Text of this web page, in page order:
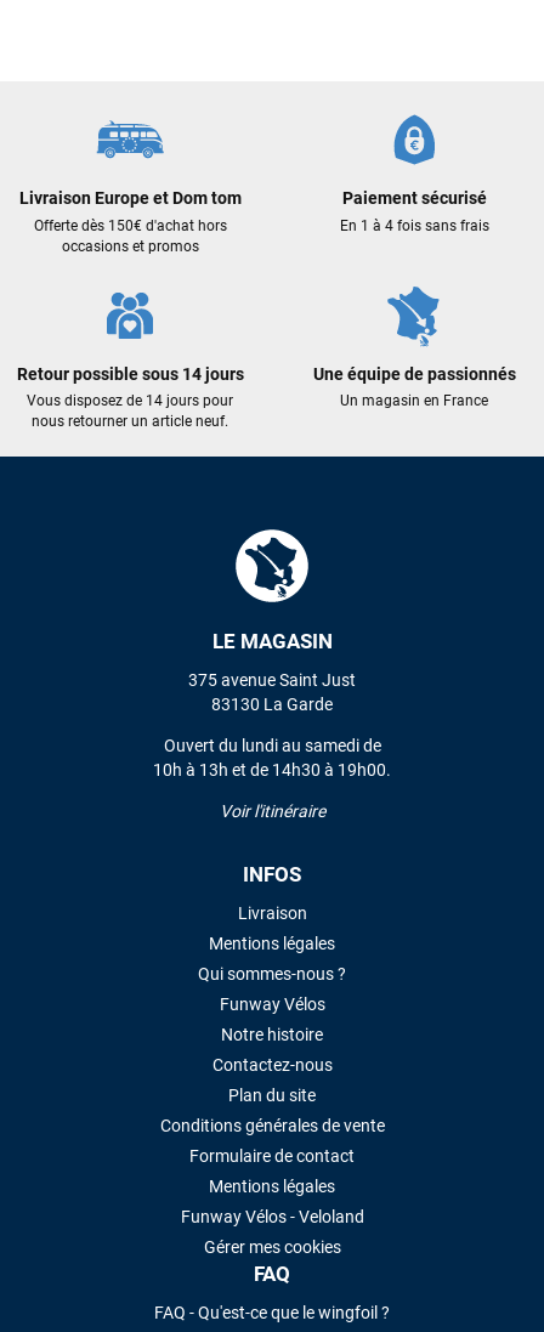
Livraison Europe et Dom tom
Offerte dès 150€ d'achat hors
occasions et promos
Paiement sécurisé
En 1 à 4 fois sans frais
Retour possible sous 14 jours
Vous disposez de 14 jours pour
nous retourner un article neuf.
Une équipe de passionnés
Un magasin en France
LE MAGASIN
375 avenue Saint Just
83130 La Garde
Ouvert du lundi au samedi de
10h à 13h et de 14h30 à 19h00.
Voir l'itinéraire
INFOS
Livraison
Mentions légales
Qui sommes-nous ?
Funway Vélos
Notre histoire
Contactez-nous
Plan du site
Conditions générales de vente
Formulaire de contact
Mentions légales
Funway Vélos - Veloland
Gérer mes cookies
FAQ
FAQ - Qu'est-ce que le wingfoil ?
J'ai acheté une voile d'occasion depuis Tahiti. Super service.
L'envoi a été rapide. La voile est arrivée en super état.
LAISSER UN AVIS